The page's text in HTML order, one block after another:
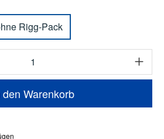
Rigg-Pack
Gib den gewünschten
den Warenkorb